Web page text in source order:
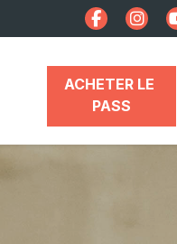
ACHETER LE
PASS